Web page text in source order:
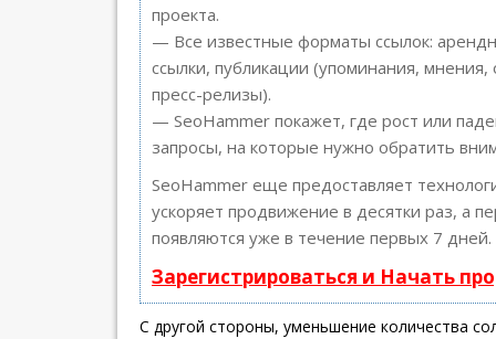
проекта.
— Все известные форматы ссылок:
ссылки, публикации (упоминания, мнения,
пресс-релизы).
— SeoHammer покажет, где рост или
запросы, на которые нужно обратить
SeoHammer еще предоставляет
ускоряет продвижение в десятки раз, а
появляются уже в течение первых 7 дней.
Зарегистрироваться и Начать
С другой стороны, уменьшение количества